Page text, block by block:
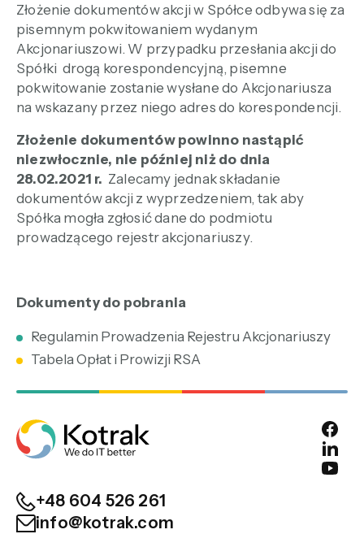
Złożenie dokumentów akcji w Spółce odbywa się za
pisemnym pokwitowaniem wydanym
Akcjonariuszowi. W przypadku przesłania akcji do
Spółki drogą korespondencyjną, pisemne
pokwitowanie zostanie wysłane do Akcjonariusza
na wskazany przez niego adres do korespondencji.
Złożenie dokumentów powinno nastąpić
niezwłocznie, nie później niż do dnia
28.02.2021 r. Zalecamy jednak składanie
dokumentów akcji z wyprzedzeniem, tak aby
Spółka mogła zgłosić dane do podmiotu
prowadzącego rejestr akcjonariuszy.
Dokumenty do pobrania
Regulamin Prowadzenia Rejestru Akcjonariuszy
Tabela Opłat i Prowizji RSA
+48 604 526 261
info@kotrak.com